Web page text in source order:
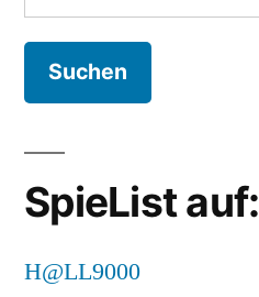
nach:
SpieList auf:
H@LL9000